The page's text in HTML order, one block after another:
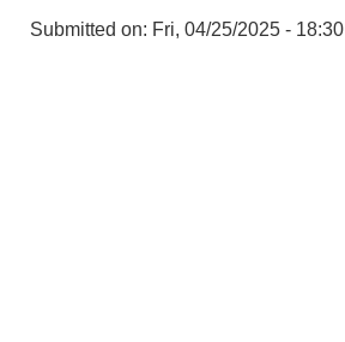
Submitted on: Fri, 04/25/2025 - 18:30